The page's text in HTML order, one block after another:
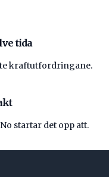
tida
kraftutfordringane.
startar det opp att.